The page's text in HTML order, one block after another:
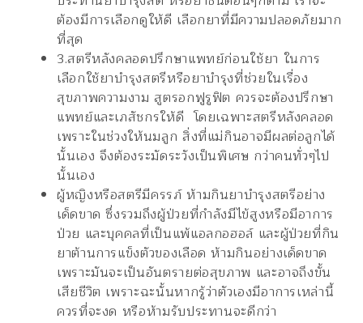
ต้องมีการเลือกดูให้ดี เลือกยาที่มีความปลอดภัยมาก
ที่สุด
3.สตรีหลังคลอดปรึกษาแพทย์ก่อนใช้ยา ในการ
เลือกใช้ยาบำรุงสตรีหรือยาบำรุงที่ช่วยในเรื่อง
สุขภาพความงาม สูตรอกฟูรูฟิต ควรจะต้องปรึกษา
แพทย์และเภสัชกรให้ดี โดยเฉพาะสตรีหลังคลอด
เพราะในช่วงให้นมลูก สิ่งที่แม่กินอาจมีผลต่อลูกได้
นั้นเอง จึงต้องระมัดระวังเป็นพิเศษ กว่าคนทั่วๆไป
นั้นเอง
ผู้หญิงหรือสตรีมีครรภ์ ห้ามกินยาบำรุงสตรีอย่าง
เด็ดขาด ซึ่งรวมถึงผู้ป่วยที่กำลังมีไข้สูงหรือมีอาการ
ป่วย และบุคคลที่เป็นแพ้แอลกอฮอล์ และผู้ป่วยที่กิน
ยาต้านการแข็งตัวของเลือด ห้ามกินอย่างเด็ดขาด
เพราะมันจะเป็นอันตรายต่อสุขภาพ และอาจถึงขั้น
เสียชีวิต เพราะฉะนั้นหากรู้ว่าตัวเองมีอาการเหล่านี้
ควรที่จะงด หรือห้ามรับประทานจะดีกว่า